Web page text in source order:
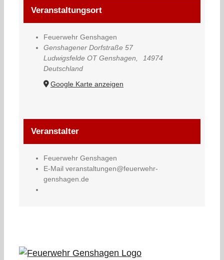
Veranstaltungsort
Feuerwehr Genshagen
Genshagener Dorfstraße 57
Ludwigsfelde OT Genshagen
14974
Deutschland
Google Karte anzeigen
Veranstalter
Feuerwehr Genshagen
E-Mail veranstaltungen@feuerwehr-
genshagen.de